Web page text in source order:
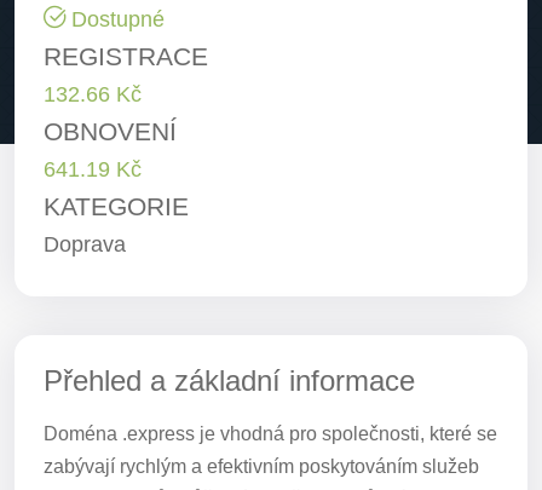
Dostupné
REGISTRACE
132.66 Kč
OBNOVENÍ
641.19 Kč
KATEGORIE
Doprava
Přehled a základní informace
Doména .express je vhodná pro společnosti, které se
zabývají rychlým a efektivním poskytováním služeb